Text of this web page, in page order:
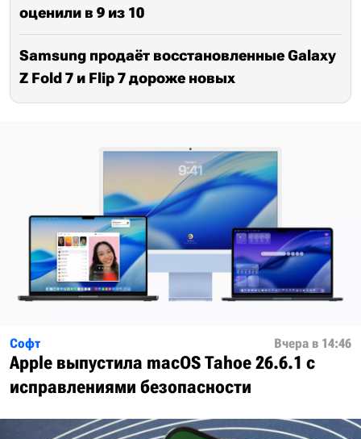
оценили в 9 из 10
Samsung продаёт восстановленные Galaxy
Z Fold 7 и Flip 7 дороже новых
Софт Вчера в 14:46
Apple выпустила macOS Tahoe 26.6.1 с
исправлениями безопасности